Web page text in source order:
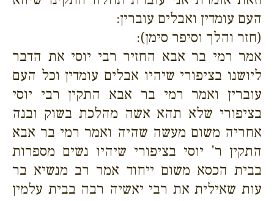
העם עומדין ואבלים עוברין:
(חזר והלך וסיפר סימן):
אמר רמי בר אבא החזיר רבי יוסי את הדבר
ליושנו בציפורי שיהיו אבלים עומדין וכל העם
עוברין ואמר רמי בר אבא התקין רבי יוסי
בציפורי שלא תהא אשה מהלכת בשוק ובנה
אחריה משום מעשה שהיה ואמר רמי בר אבא
התקין ר' יוסי בציפורי שיהיו נשים מספרות
בבית הכסא משום ייחוד אמר רב מנשיא בר
עות שאילית את רבי יאשיה רבה בבית עלמין